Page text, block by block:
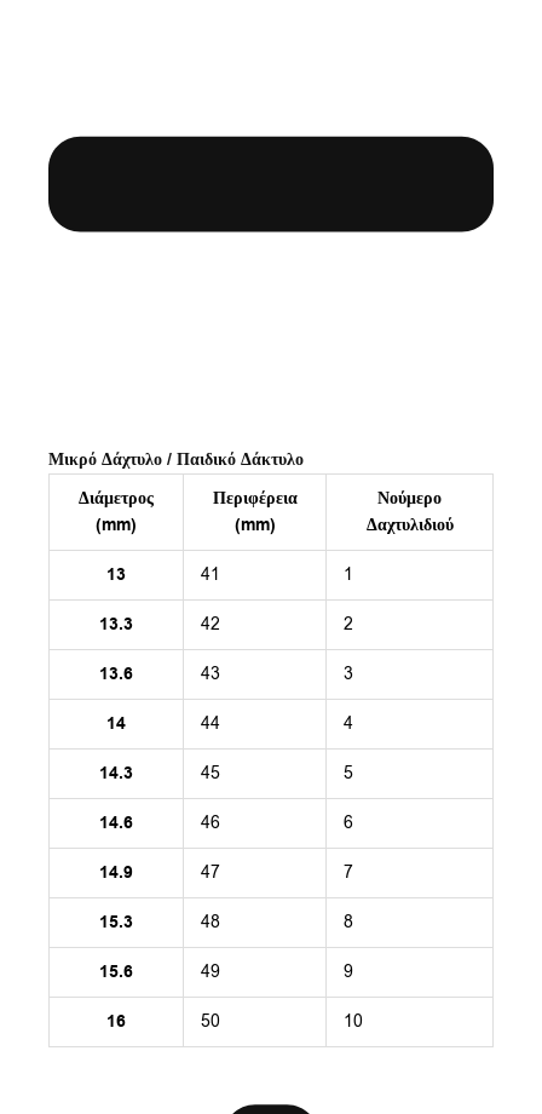
Μικρό Δάχτυλο / Παιδικό Δάκτυλο
Διάμετρος
(mm)
Περιφέρεια
(mm)
Νούμερο
Δαχτυλιδιού
13 41 1
13.3 42 2
13.6 43 3
14 44 4
14.3 45 5
14.6 46 6
14.9 47 7
15.3 48 8
15.6 49 9
16 50 10